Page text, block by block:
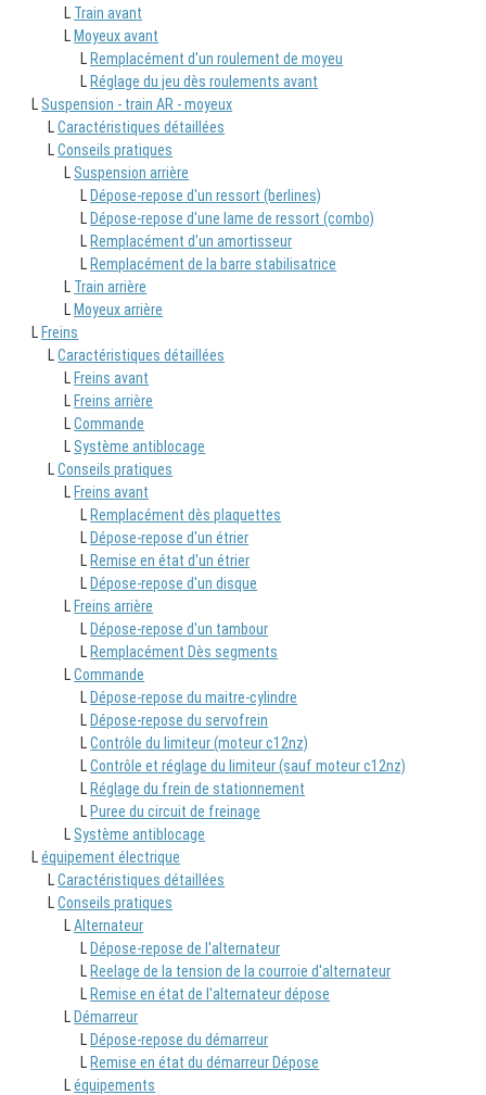
L Train avant
L Moyeux avant
L Remplacément d'un roulement de moyeu
L Réglage du jeu dès roulements avant
LSuspension - train AR - moyeux
LCaractéristiques détaillées
LConseils pratiques
LSuspension arrière
L Dépose-repose d'un ressort (berlines)
L Dépose-repose d'une lame de ressort (combo)
L Remplacément d'un amortisseur
L Remplacément de la barre stabilisatrice
L Train arrière
L Moyeux arrière
L Freins
LCaractéristiques détaillées
L Freins avant
L Freins arrière
LCommande
LSystème antiblocage
LConseils pratiques
L Freins avant
L Remplacément dès plaquettes
L Dépose-repose d'un étrier
L Remise en état d'un étrier
L Dépose-repose d'un disque
L Freins arrière
L Dépose-repose d'un tambour
L Remplacément Dès segments
LCommande
L Dépose-repose du maitre-cylindre
L Dépose-repose du servofrein
LContrôle du limiteur (moteur c12nz)
LContrôle et réglage du limiteur (sauf moteur c12nz)
L Réglage du frein de stationnement
L Puree du circuit de freinage
LSystème antiblocage
Léquipement électrique
LCaractéristiques détaillées
LConseils pratiques
LAlternateur
L Dépose-repose de l'alternateur
L Reelage de la tension de la courroie d'alternateur
L Remise en état de l'alternateur dépose
L Démarreur
L Dépose-repose du démarreur
L Remise en état du démarreur Dépose
Léquipements